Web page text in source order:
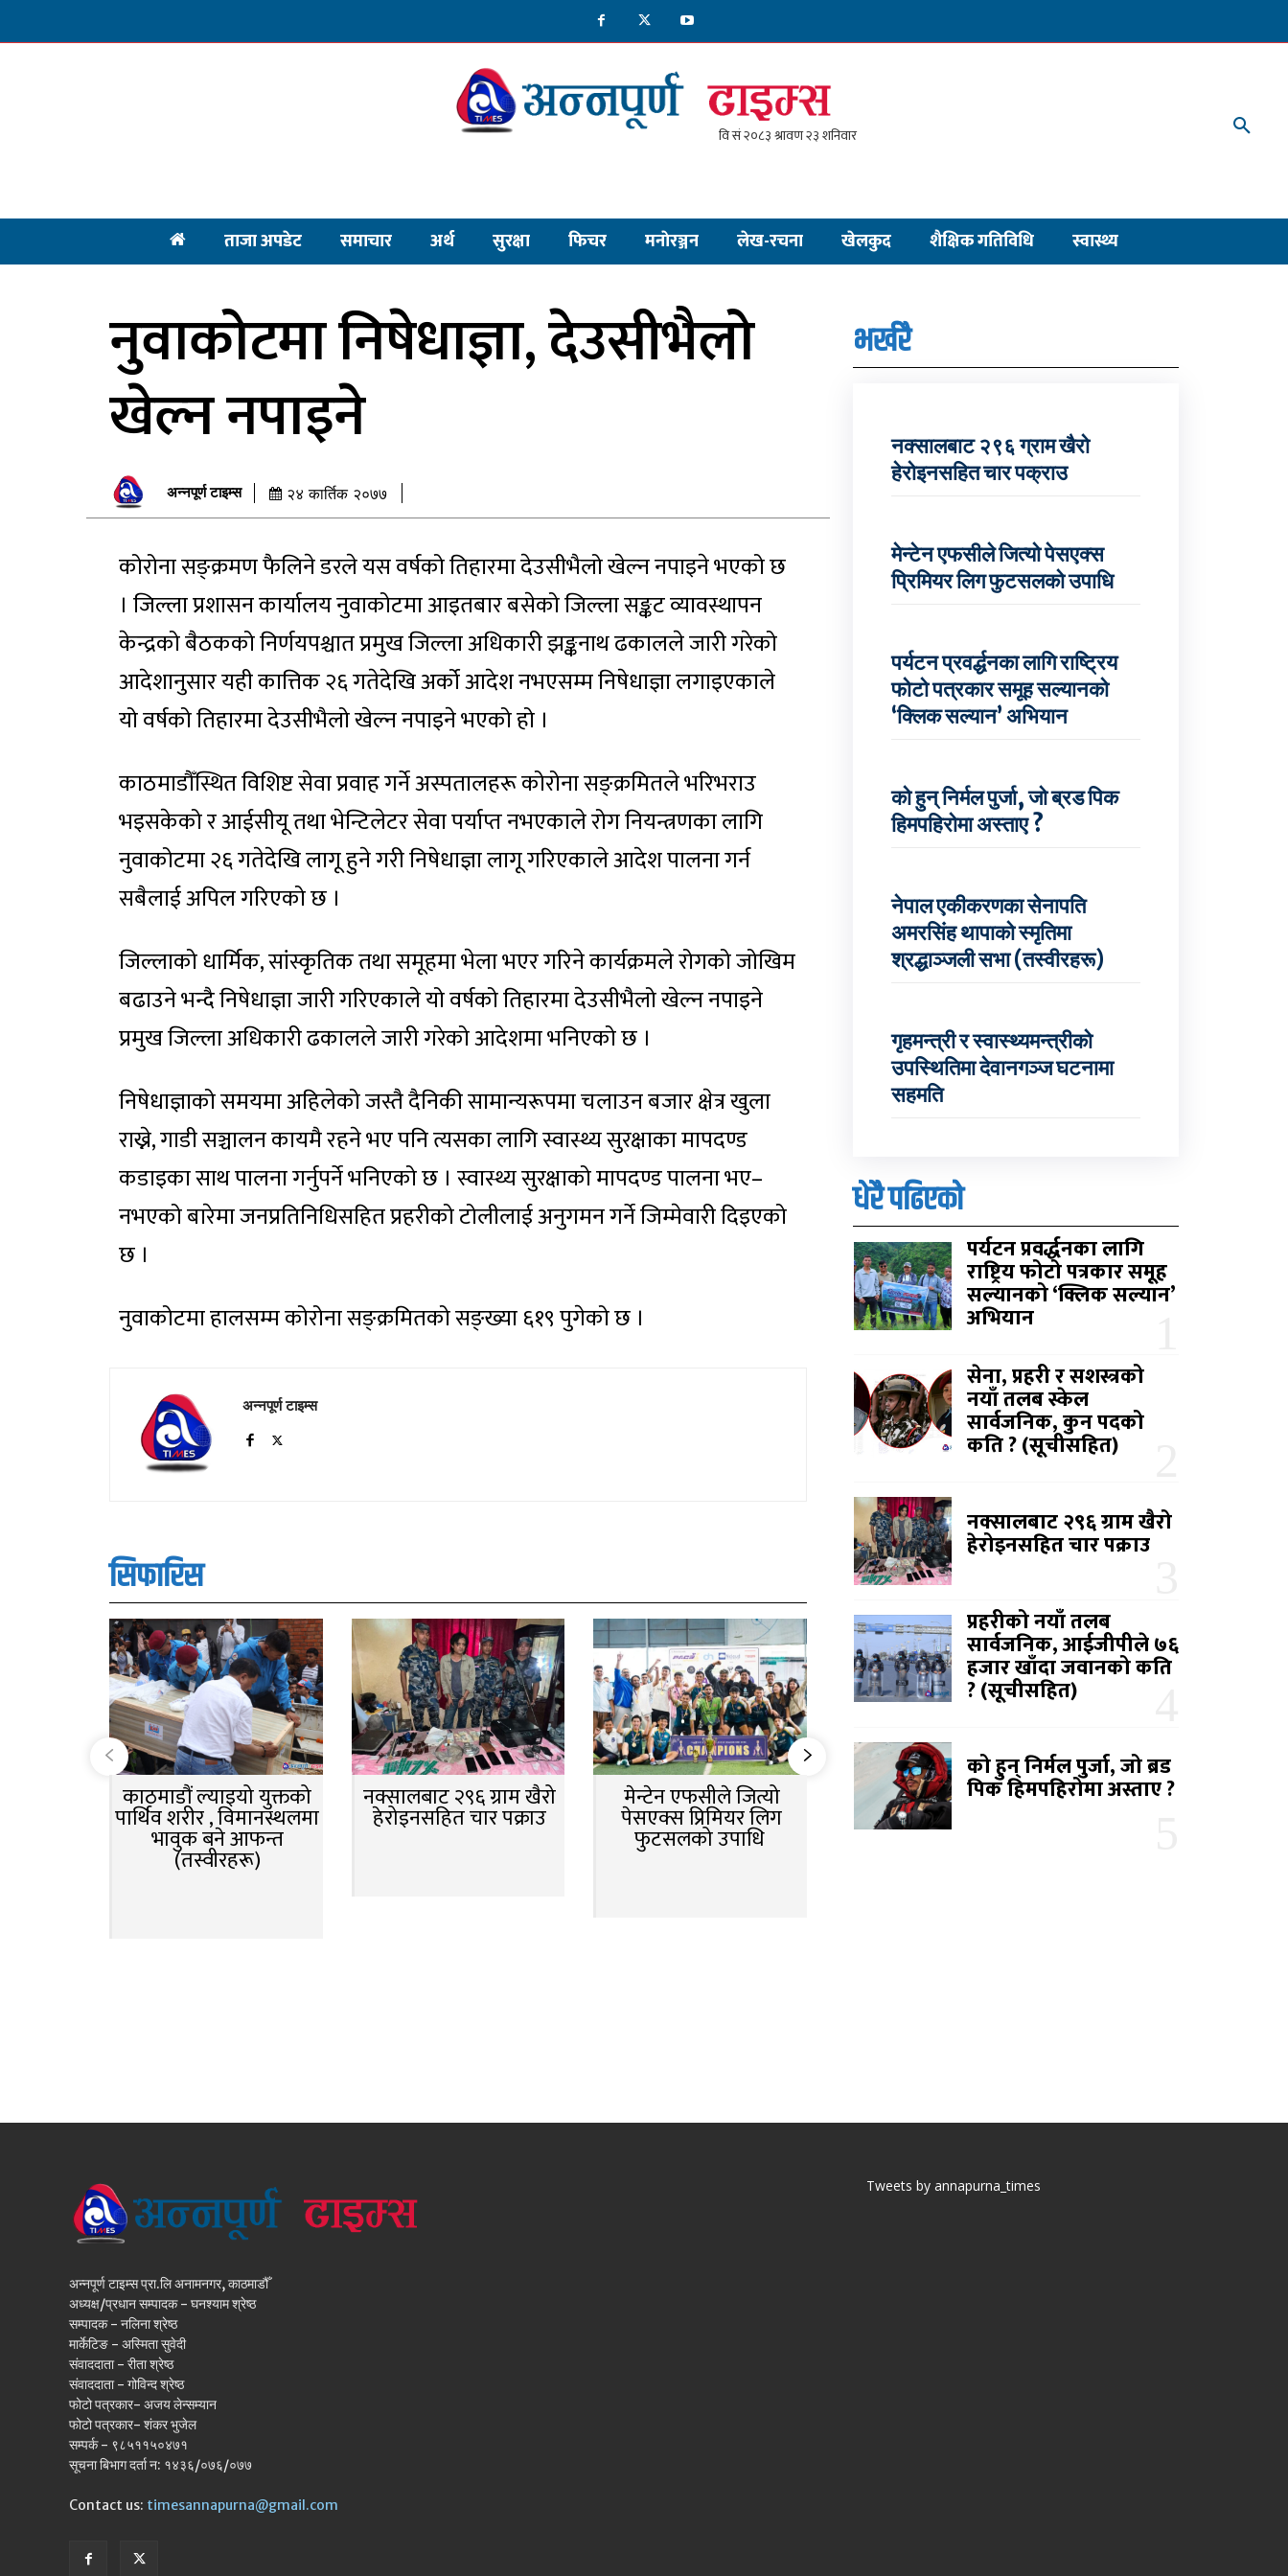
ताजा अपडेट समाचार अर्थ सुरक्षा फिचर मनाेरञ्जन लेख-रचना खेलकुद शैक्षिक गतिविधि स्वास्थ्य
नुवाकोटमा निषेधाज्ञा, देउसीभैलो
खेल्न नपाइने
अन्नपूर्ण टाइम्स २४ कार्तिक २०७७
कोरोना सङ्क्रमण फैलिने डरले यस वर्षको तिहारमा देउसीभैलो खेल्न नपाइने भएको छ
। जिल्ला प्रशासन कार्यालय नुवाकोटमा आइतबार बसेको जिल्ला सङ्कट व्यावस्थापन
केन्द्रको बैठकको निर्णयपश्चात प्रमुख जिल्ला अधिकारी झङ्कनाथ ढकालले जारी गरेको
आदेशानुसार यही कात्तिक २६ गतेदेखि अर्को आदेश नभएसम्म निषेधाज्ञा लगाइएकाले
यो वर्षको तिहारमा देउसीभैलो खेल्न नपाइने भएको हो ।
काठमाडौँस्थित विशिष्ट सेवा प्रवाह गर्ने अस्पतालहरू कोरोना सङ्क्रमितले भरिभराउ
भइसकेको र आईसीयू तथा भेन्टिलेटर सेवा पर्याप्त नभएकाले रोग नियन्त्रणका लागि
नुवाकोटमा २६ गतेदेखि लागू हुने गरी निषेधाज्ञा लागू गरिएकाले आदेश पालना गर्न
सबैलाई अपिल गरिएको छ ।
जिल्लाको धार्मिक, सांस्कृतिक तथा समूहमा भेला भएर गरिने कार्यक्रमले रोगको जोखिम
बढाउने भन्दै निषेधाज्ञा जारी गरिएकाले यो वर्षको तिहारमा देउसीभैलो खेल्न नपाइने
प्रमुख जिल्ला अधिकारी ढकालले जारी गरेको आदेशमा भनिएको छ ।
निषेधाज्ञाको समयमा अहिलेको जस्तै दैनिकी सामान्यरूपमा चलाउन बजार क्षेत्र खुला
राख्ने, गाडी सञ्चालन कायमै रहने भए पनि त्यसका लागि स्वास्थ्य सुरक्षाका मापदण्ड
कडाइका साथ पालना गर्नुपर्ने भनिएको छ । स्वास्थ्य सुरक्षाको मापदण्ड पालना भए–
नभएको बारेमा जनप्रतिनिधिसहित प्रहरीको टोलीलाई अनुगमन गर्ने जिम्मेवारी दिइएको
छ ।
नुवाकोटमा हालसम्म कोरोना सङ्क्रमितको सङ्ख्या ६१९ पुगेको छ ।
अन्नपूर्ण टाइम्स
सिफारिस
काठमाडौं ल्याइयो युक्तको
पार्थिव शरीर , विमानस्थलमा
भावुक बने आफन्त
(तस्वीरहरू)
नक्सालबाट २९६ ग्राम खैरो
हेरोइनसहित चार पक्राउ
मेन्टेन एफसीले जित्यो
पेसएक्स प्रिमियर लिग
फुटसलको उपाधि
भर्खरै
नक्सालबाट २९६ ग्राम खैरो
हेरोइनसहित चार पक्राउ
मेन्टेन एफसीले जित्यो पेसएक्स
प्रिमियर लिग फुटसलको उपाधि
पर्यटन प्रवर्द्धनका लागि राष्ट्रिय
फोटो पत्रकार समूह सल्यानको
‘क्लिक सल्यान’ अभियान
को हुन् निर्मल पुर्जा, जो ब्रड पिक
हिमपहिरोमा अस्ताए ?
नेपाल एकीकरणका सेनापति
अमरसिंह थापाको स्मृतिमा
श्रद्धाञ्जली सभा (तस्वीरहरू)
गृहमन्त्री र स्वास्थ्यमन्त्रीको
उपस्थितिमा देवानगञ्ज घटनामा
सहमति
धेरै पढिएको
पर्यटन प्रवर्द्धनका लागि
राष्ट्रिय फोटो पत्रकार समूह
सल्यानको ‘क्लिक सल्यान’
अभियान
सेना, प्रहरी र सशस्त्रको
नयाँ तलब स्केल
सार्वजनिक, कुन पदको
कति ? (सूचीसहित)
नक्सालबाट २९६ ग्राम खैरो
हेरोइनसहित चार पक्राउ
प्रहरीको नयाँ तलब
सार्वजनिक, आईजीपीले ७६
हजार खाँदा जवानको कति
? (सूचीसहित)
को हुन् निर्मल पुर्जा, जो ब्रड
पिक हिमपहिरोमा अस्ताए ?
अन्नपूर्ण टाइम्स प्रा.लि अनामनगर, काठमाडौँ
अध्यक्ष/प्रधान सम्पादक - घनश्याम श्रेष्ठ
सम्पादक - नलिना श्रेष्ठ
मार्केटिङ - अस्मिता सुवेदी
संवाददाता - रीता श्रेष्ठ
संवाददाता - गोविन्द श्रेष्ठ
फोटो पत्रकार- अजय लेन्सम्यान
फोटो पत्रकार- शंकर भुजेल
सम्पर्क - ९८५११५०४७१
सूचना बिभाग दर्ता न: १४३६/०७६/०७७
Contact us: timesannapurna@gmail.com
Tweets by annapurna_times